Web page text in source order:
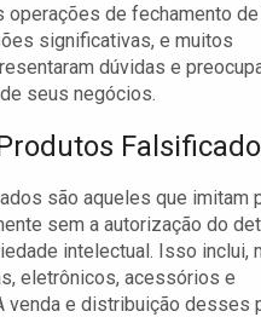
operações de fechamento
significativas, e muitos
dúvidas e
seus negócios.
são aqueles que imitam
sem a autorização do
intelectual. Isso inclui,
eletrônicos, acessórios e
venda e distribuição desses